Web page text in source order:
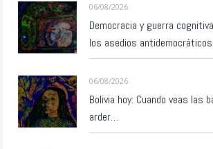
06/08/2026
Democracia y guerra
los asedios antidemocráticos
06/08/2026
Bolivia hoy: Cuando veas las
arder…